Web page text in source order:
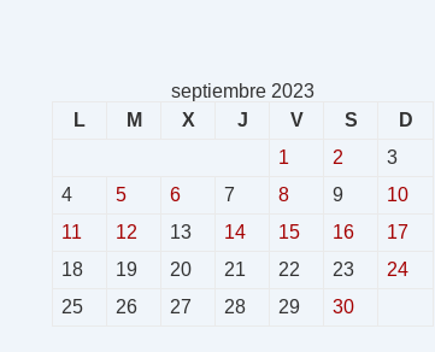
septiembre 2023
L
M X J V S
D
1
2
3
4
5 6 7 8 9
10
11
12 13 14 15 16
17
18
19 20 21 22 23
24
25
26 27 28 29 30